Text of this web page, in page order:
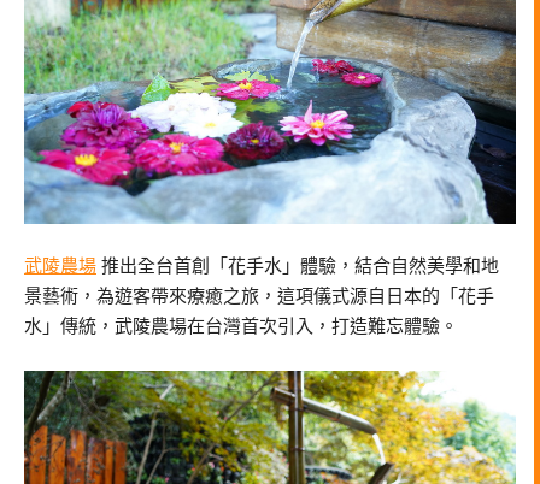
武陵農場 推出全台首創「花手水」體驗，結合自然美學和地
景藝術，為遊客帶來療癒之旅，這項儀式源自日本的「花手
水」傳統，武陵農場在台灣首次引入，打造難忘體驗。